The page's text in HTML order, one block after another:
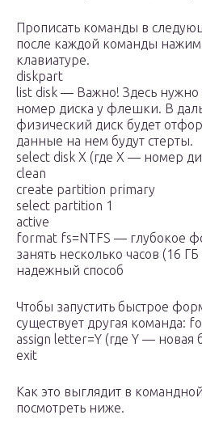
Прописать команды в
после каждой команды
клавиатуре.
diskpart
list disk — Важно! Здесь нужно
номер диска у флешки. В
физический диск будет
данные на нем будут стерты.
select disk X (где X — номер
clean
create partition primary
select partition 1
active
format fs=NTFS — глубокое
занять несколько часов (16
надежный способ
Чтобы запустить быстрое
существует другая команда:
assign letter=Y (где Y — новая
exit
Как это выглядит в
посмотреть ниже.